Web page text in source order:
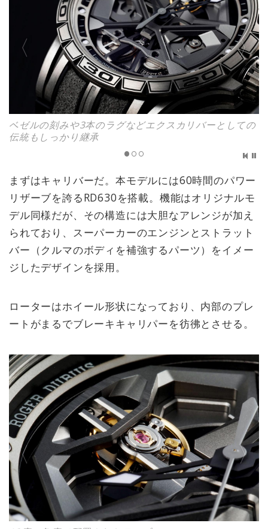
ベゼルの刻みや3本のラグなどエクスカリバーとしての
伝統もしっかり継承
まずはキャリバーだ。本モデルには60時間のパワー
リザーブを誇るRD630を搭載。機能はオリジナルモ
デル同様だが、その構造には大胆なアレンジが加え
られており、スーパーカーのエンジンとストラット
バー（クルマのボディを補強するパーツ）をイメー
ジしたデザインを採用。
ローターはホイール形状になっており、内部のプレ
ートがまるでブレーキキャリパーを彷彿とさせる。